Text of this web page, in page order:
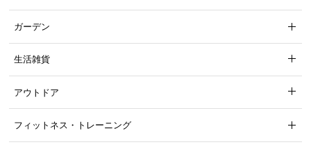
たっぷり収まる引き出し収納
十分な深さのある5段の引き出しで、生活感の出やす
い日用品を美しく隠すことができます。
ガーデン
生活雑貨
アウトドア
フィットネス・トレーニング